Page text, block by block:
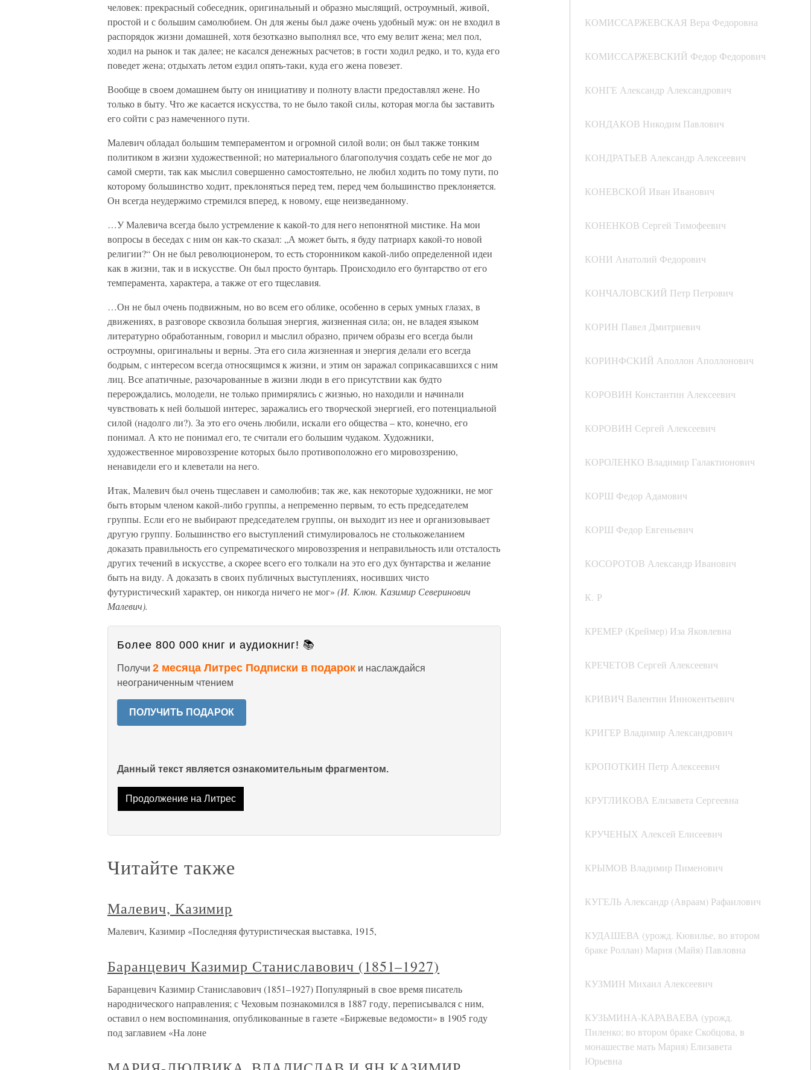
КОМИССАРЖЕВСКАЯ Вера Федоровна
КОМИССАРЖЕВСКИЙ Федор Федорович
КОНГЕ Александр Александрович
КОНДАКОВ Никодим Павлович
КОНДРАТЬЕВ Александр Алексеевич
КОНЕВСКОЙ Иван Иванович
КОНЕНКОВ Сергей Тимофеевич
КОНИ Анатолий Федорович
КОНЧАЛОВСКИЙ Петр Петрович
КОРИН Павел Дмитриевич
КОРИНФСКИЙ Аполлон Аполлонович
КОРОВИН Константин Алексеевич
КОРОВИН Сергей Алексеевич
КОРОЛЕНКО Владимир Галактионович
КОРШ Федор Адамович
КОРШ Федор Евгеньевич
КОСОРОТОВ Александр Иванович
К. Р
КРЕМЕР (Креймер) Иза Яковлевна
КРЕЧЕТОВ Сергей Алексеевич
КРИВИЧ Валентин Иннокентьевич
КРИГЕР Владимир Александрович
КРОПОТКИН Петр Алексеевич
КРУГЛИКОВА Елизавета Сергеевна
КРУЧЕНЫХ Алексей Елисеевич
КРЫМОВ Владимир Пименович
КУГЕЛЬ Александр (Авраам) Рафаилович
КУДАШЕВА (урожд. Кювилье, во втором
браке Роллан) Мария (Майя) Павловна
КУЗМИН Михаил Алексеевич
КУЗЬМИНА-КАРАВАЕВА (урожд.
Пиленко; во втором браке Скобцова, в
монашестве мать Мария) Елизавета
Юрьевна
человек: прекрасный собеседник, оригинальный и образно мыслящий, остроумный, живой,
простой и с большим самолюбием. Он для жены был даже очень удобный муж: он не входил в
распорядок жизни домашней, хотя безотказно выполнял все, что ему велит жена; мел пол,
ходил на рынок и так далее; не касался денежных расчетов; в гости ходил редко, и то, куда его
поведет жена; отдыхать летом ездил опять-таки, куда его жена повезет.
Вообще в своем домашнем быту он инициативу и полноту власти предоставлял жене. Но
только в быту. Что же касается искусства, то не было такой силы, которая могла бы заставить
его сойти с раз намеченного пути.
Малевич обладал большим темпераментом и огромной силой воли; он был также тонким
политиком в жизни художественной; но материального благополучия создать себе не мог до
самой смерти, так как мыслил совершенно самостоятельно, не любил ходить по тому пути, по
которому большинство ходит, преклоняться перед тем, перед чем большинство преклоняется.
Он всегда неудержимо стремился вперед, к новому, еще неизведанному.
…У Малевича всегда было устремление к какой-то для него непонятной мистике. На мои
вопросы в беседах с ним он как-то сказал: „А может быть, я буду патриарх какой-то новой
религии?“ Он не был революционером, то есть сторонником какой-либо определенной идеи
как в жизни, так и в искусстве. Он был просто бунтарь. Происходило его бунтарство от его
темперамента, характера, а также от его тщеславия.
…Он не был очень подвижным, но во всем его облике, особенно в серых умных глазах, в
движениях, в разговоре сквозила большая энергия, жизненная сила; он, не владея языком
литературно обработанным, говорил и мыслил образно, причем образы его всегда были
остроумны, оригинальны и верны. Эта его сила жизненная и энергия делали его всегда
бодрым, с интересом всегда относящимся к жизни, и этим он заражал соприкасавшихся с ним
лиц. Все апатичные, разочарованные в жизни люди в его присутствии как будто
перерождались, молодели, не только примирялись с жизнью, но находили и начинали
чувствовать к ней большой интерес, заражались его творческой энергией, его потенциальной
силой (надолго ли?). За это его очень любили, искали его общества – кто, конечно, его
понимал. А кто не понимал его, те считали его большим чудаком. Художники,
художественное мировоззрение которых было противоположно его мировоззрению,
ненавидели его и клеветали на него.
Итак, Малевич был очень тщеславен и самолюбив; так же, как некоторые художники, не мог
быть вторым членом какой-либо группы, а непременно первым, то есть председателем
группы. Если его не выбирают председателем группы, он выходит из нее и организовывает
другую группу. Большинство его выступлений стимулировалось не столькожеланием
доказать правильность его супрематического мировоззрения и неправильность или отсталость
других течений в искусстве, а скорее всего его толкали на это его дух бунтарства и желание
быть на виду. А доказать в своих публичных выступлениях, носивших чисто
футуристический характер, он никогда ничего не мог» (И. Клюн. Казимир Северинович
Малевич).
Более 800 000 книг и аудиокниг! 📚
Получи 2 месяца Литрес Подписки в подарок и наслаждайся
неограниченным чтением
ПОЛУЧИТЬ ПОДАРОК
Данный текст является ознакомительным фрагментом.
Продолжение на Литрес
Читайте также
Малевич, Казимир
Малевич, Казимир «Последняя футуристическая выставка, 1915,
Баранцевич Казимир Станиславович (1851–1927)
Баранцевич Казимир Станиславович (1851–1927) Популярный в свое время писатель
народнического направления; с Чеховым познакомился в 1887 году, переписывался с ним,
оставил о нем воспоминания, опубликованные в газете «Биржевые ведомости» в 1905 году
под заглавием «На лоне